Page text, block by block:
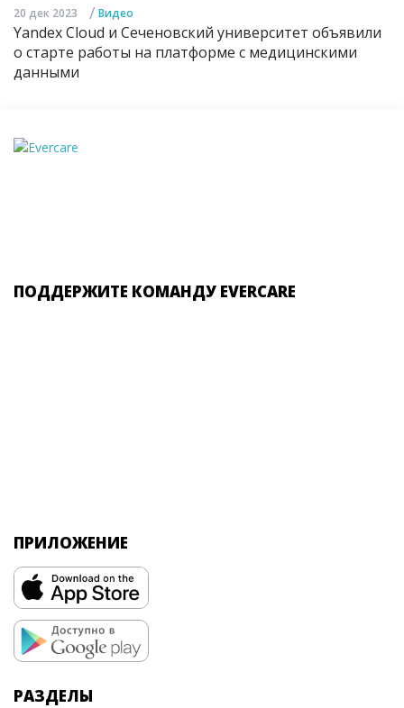
20 дек 2023 / Видео
Yandex Cloud и Сеченовский университет объявили
о старте работы на платформе с медицинскими
данными
ПОДДЕРЖИТЕ КОМАНДУ EVERCARE
ПРИЛОЖЕНИЕ
РАЗДЕЛЫ